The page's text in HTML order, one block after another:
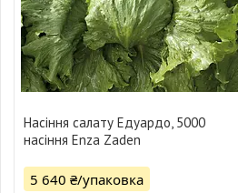
Насіння салату Едуардо, 5000
насіння Enza Zaden
5 640 ₴/упаковка